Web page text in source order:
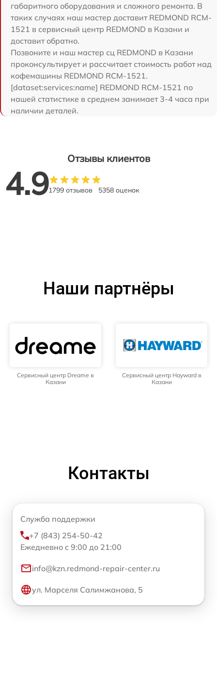
габаритного оборудования и сложного ремонта. В
таких случаях наш мастер доставит REDMOND RCM-
1521 в сервисный центр REDMOND в Казани и
доставит обратно.
Позвоните и наш мастер сц REDMOND в Казани
проконсультирует и рассчитает стоимость работ над
кофемашины REDMOND RCM-1521.
[dataset:services:name] REDMOND RCM-1521 по
нашей статистике в среднем занимает 3-4 часа при
наличии деталей.
Отзывы клиентов
4.91799 отзывов 5358 оценок
Наши партнёры
Сервисный центр Dreame в
Казани
Сервисный центр Hayward в
Казани
Контакты
Служба поддержки
+7 (843) 254-50-42
Ежедневно с 9:00 до 21:00
info@kzn.redmond-repair-center.ru
ул. Марселя Салимжанова, 5